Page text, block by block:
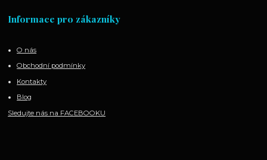
Informace pro zákazníky
O nás
Obchodní podmínky
Kontakty
Blog
Sledujte nás na FACEBOOKU